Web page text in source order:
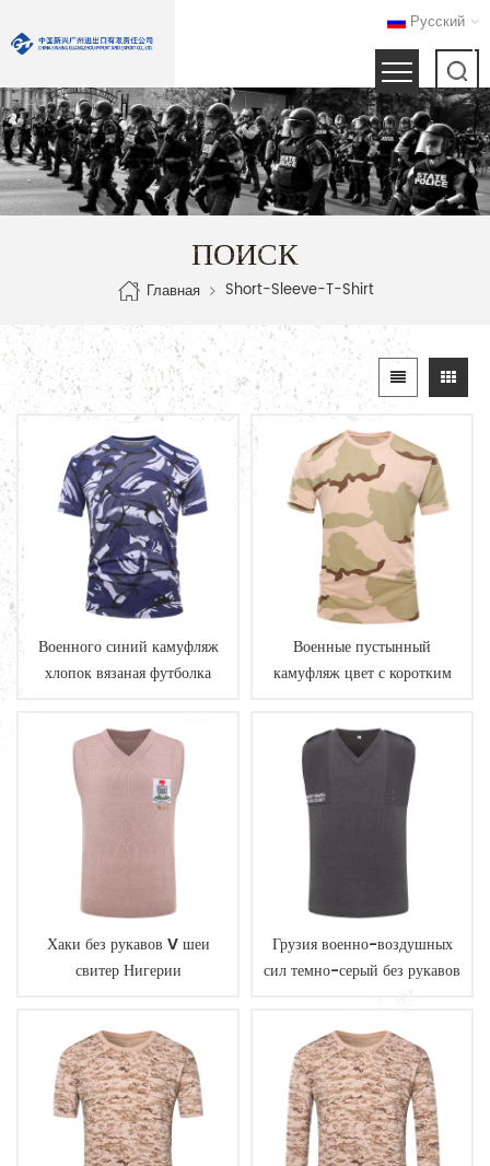
Русский
ПОИСК
Главная Short-Sleeve-T-Shirt
Военного синий камуфляж
хлопок вязаная футболка
Военные пустынный
камуфляж цвет с коротким
Хаки без рукавов V шеи
свитер Нигерии
Грузия военно-воздушных
сил темно-серый без рукавов